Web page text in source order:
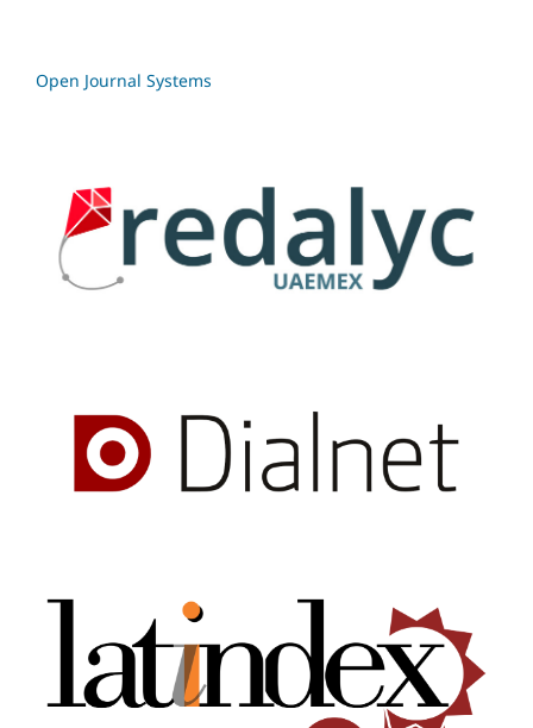
Open Journal Systems